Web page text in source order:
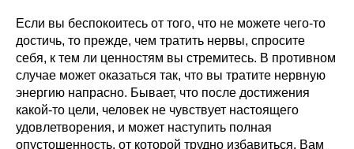
Если вы беспокоитесь от того, что не можете чего-то
достичь, то прежде, чем тратить нервы, спросите
себя, к тем ли ценностям вы стремитесь. В противном
случае может оказаться так, что вы тратите нервную
энергию напрасно. Бывает, что после достижения
какой-то цели, человек не чувствует настоящего
удовлетворения, и может наступить полная
опустошенность, от которой трудно избавиться. Вам